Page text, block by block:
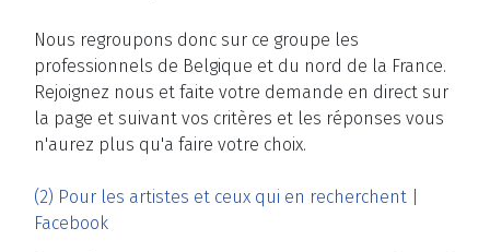
Nous regroupons donc sur ce groupe les
professionnels de Belgique et du nord de la France.
Rejoignez nous et faite votre demande en direct sur
la page et suivant vos critères et les réponses vous
n'aurez plus qu'a faire votre choix.
(2) Pour les artistes et ceux qui en recherchent |
Facebook